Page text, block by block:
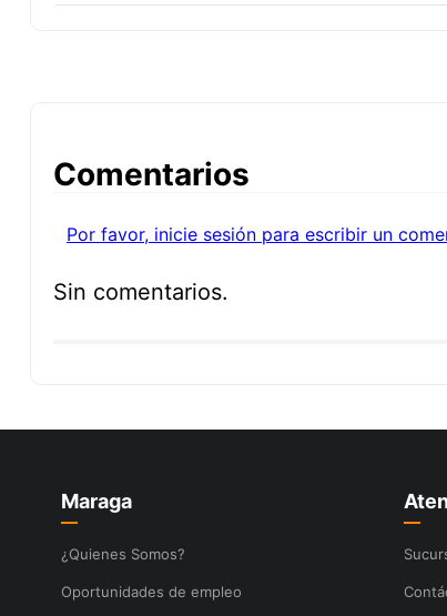
Comentarios
Por favor, inicie sesión para escribir un
Sin comentarios.
Maraga
¿Quienes Somos?
Oportunidades de empleo